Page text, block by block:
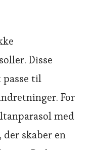
Disse
til
For
med
skaber en